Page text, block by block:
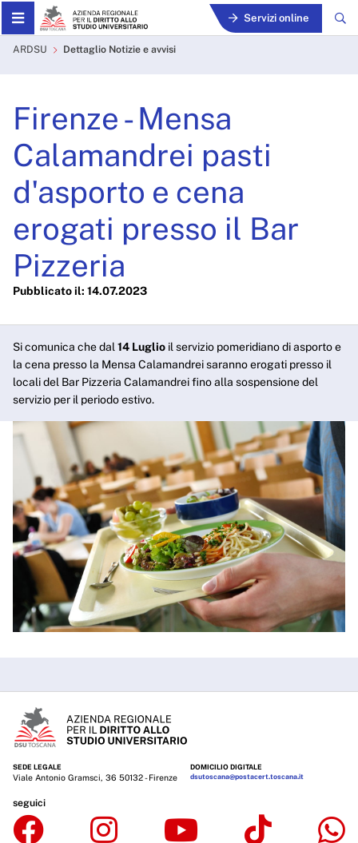
Skip to Main Content Servizi online
Firenze - Mensa
ARDSU Dettaglio Notizie e avvisi
Firenze - Mensa
Calamandrei pasti
d'asporto e cena
erogati presso il Bar
Pizzeria
Pubblicato il: 14.07.2023
Si comunica che dal14 Luglio il servizio pomeridiano di asporto e
la cena presso la Mensa Calamandrei saranno erogati presso il
locali del Bar Pizzeria Calamandrei fino alla sospensione del
servizio per il periodo estivo.
SEDE LEGALE
Viale Antonio Gramsci, 36 50132 - Firenze
DOMICILIO DIGITALE
dsutoscana@postacert.toscana.it
seguici